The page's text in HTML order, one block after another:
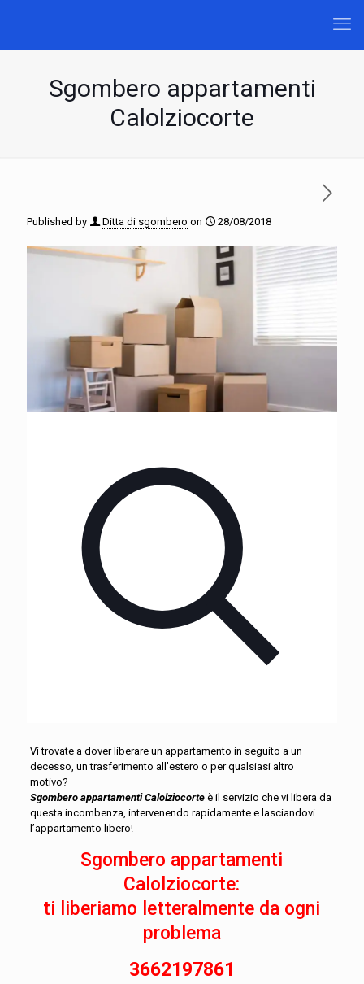
Sgombero appartamenti
Calolziocorte
Published by Ditta di sgombero on 28/08/2018
Vi trovate a dover liberare un appartamento in seguito a un
decesso, un trasferimento all’estero o per qualsiasi altro
motivo?
Sgombero appartamenti Calolziocorte è il servizio che vi libera da
questa incombenza, intervenendo rapidamente e lasciandovi
l’appartamento libero!
Sgombero appartamenti
Calolziocorte:
ti liberiamo letteralmente da ogni
problema
3662197861